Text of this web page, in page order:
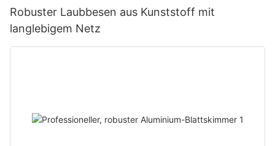
Robuster Laubbesen aus Kunststoff mit
langlebigem Netz